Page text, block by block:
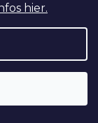
hier.
Full HD 30X
AI-Tracking